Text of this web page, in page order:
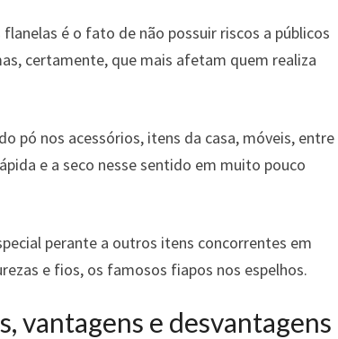
é o fato de não possuir riscos a públicos
certamente, que mais afetam quem realiza
pó nos acessórios, itens da casa, móveis, entre
e a seco nesse sentido em muito pouco
perante a outros itens concorrentes em
e fios, os famosos fiapos nos espelhos.
vantagens e desvantagens